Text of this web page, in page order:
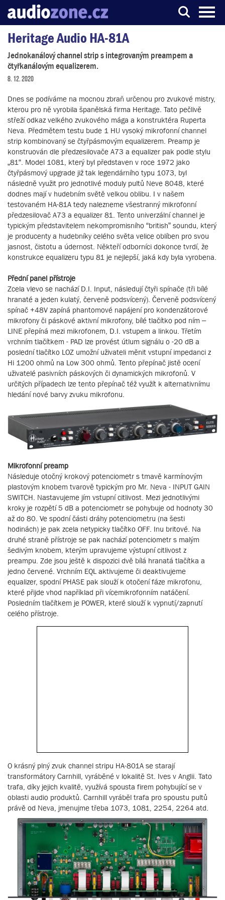
Server o digitálním zpracování zvuku
Heritage Audio HA-81A
Jednokanálový channel strip s integrovaným preampem a
čtyřkanálovým equalizerem.
8. 12. 2020
Dnes se podíváme na mocnou zbraň určenou pro zvukové mistry,
kterou pro ně vyrobila španělská firma Heritage. Tato pečlivě
střeží odkaz velkého zvukového mága a konstruktéra Ruperta
Neva. Předmětem testu bude 1 HU vysoký mikrofonní channel
strip kombinovaný se čtyřpásmovým equalizerem. Preamp je
konstruován dle předzesilovače A73 a equalizer pak podle stylu
„81“. Model 1081, který byl představen v roce 1972 jako
čtyřpásmový upgrade již tak legendárního typu 1073, byl
následně využit pro jednotlivé moduly pultů Neve 8048, které
dodnes mají v hudebním světě velkou oblibu. I v našem
testovaném HA-81A tedy nalezneme všestranný mikrofonní
předzesilovač A73 a equalizer 81. Tento univerzální channel je
typickým představitelem nekompromisního “british” soundu, který
je producenty a hudebníky celého světa velice oblíben pro svou
jasnost, čistotu a údernost. Někteří odborníci dokonce tvrdí, že
konstrukce equalizeru typu 81 je nejlepší, jaká kdy byla vyrobena.
Přední panel přístroje
Zcela vlevo se nachází D.I. Input, následují čtyři spínače (tři bílé
hranaté a jeden kulatý, červeně podsvícený). Červeně podsvícený
spínač +48V zapíná phantomové napájení pro kondenzátorové
mikrofony či páskové aktivní mikrofony, bílé tlačítko pod ním –
LINE přepíná mezi mikrofonem, D.I. vstupem a linkou. Třetím
vrchním tlačítkem - PAD lze provést útlum signálu o -20 dB a
poslední tlačítko LOZ umožní uživateli měnit vstupní impedanci z
Hi 1200 ohmů na Low 300 ohmů. Tento přepínač jistě ocení
uživatelé pasivních páskových či dynamických mikrofonů. V
určitých případech lze tento přepínač též využít k alternativnímu
hledání nové barvy zvuku mikrofonu.
Mikrofonní preamp
Následuje otočný krokový potenciometr s tmavě karmínovým
plastovým knobem tvarově typickým pro Mr. Neva - INPUT GAIN
SWITCH. Nastavujeme jím vstupní citlivost. Mezi jednotlivými
kroky je rozpětí 5 dB a potenciometr se pohybuje od hodnoty 30
až do 80. Ve spodní části dráhy potenciometru (na šesti
hodinách) je pak zcela netypicky tlačítko OFF. Inu britové. Na
druhé straně přístroje se pak nachází potenciometr s malým
šedivým knobem, kterým upravujeme výstupní citlivost z
preampu. Zde jsou ještě k dispozici dvě bílá hranatá tlačítka a
jedno červené. Vrchním EQL aktivujeme či deaktivujeme
equalizer, spodní PHASE pak slouží k otočení fáze mikrofonu,
které přijde vhod například při vícemikrofonním natáčení.
Posledním tlačítkem je POWER, které slouží k vypnutí/zapnutí
celého přístroje.
O krásný plný zvuk channel stripu HA-801A se starají
transformátory Carnhill, vyráběné v lokalitě St. Ives v Anglii. Tato
trafa, díky jejich kvalitě, využívá spousta firem pohybující se v
oblasti audio produktů. Carnhill vyráběl trafa pro spoustu pultů
právě od Neva, jmenujme třeba 1073, 1081, 2254, 2264 atd.